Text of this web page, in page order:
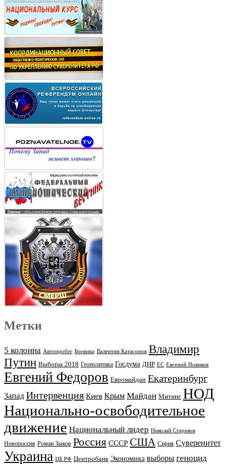
Метки
5 колонна Автопробег Боевики Валентин Катасонов Владимир
Путин Выборы 2018 Геополитика Госдума ДНР ЕС Евгений Новиков
Евгений Федоров Евромайдан Екатеринбург
Запад Интервенция Киев Крым Майдан Митинг НОД
Национально-освободительное
движение Национальный лидер Николай Стариков
Новороссия Роман Зыков Россия СССР США Сирия Суверенитет
Украина ЦБ РФ Центробанк Экономика выборы геноцид